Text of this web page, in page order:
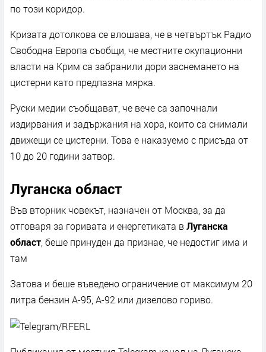
по този коридор.
Кризата дотолкова се влошава, че в четвъртък Радио
Свободна Европа съобщи, че местните окупационни
власти на Крим са забранили дори заснемането на
цистерни като предпазна мярка.
Руски медии съобщават, че вече са започнали
издирвания и задържания на хора, които са снимали
движещи се цистерни. Това е наказуемо с присъда от
10 до 20 години затвор.
Луганска област
Във вторник човекът, назначен от Москва, за да
отговаря за горивата и енергетиката в Луганска
област , беше принуден да признае, че недостиг има и
там
Затова и беше въведено ограничение от максимум 20
литра бензин А-95, А-92 или дизелово гориво.